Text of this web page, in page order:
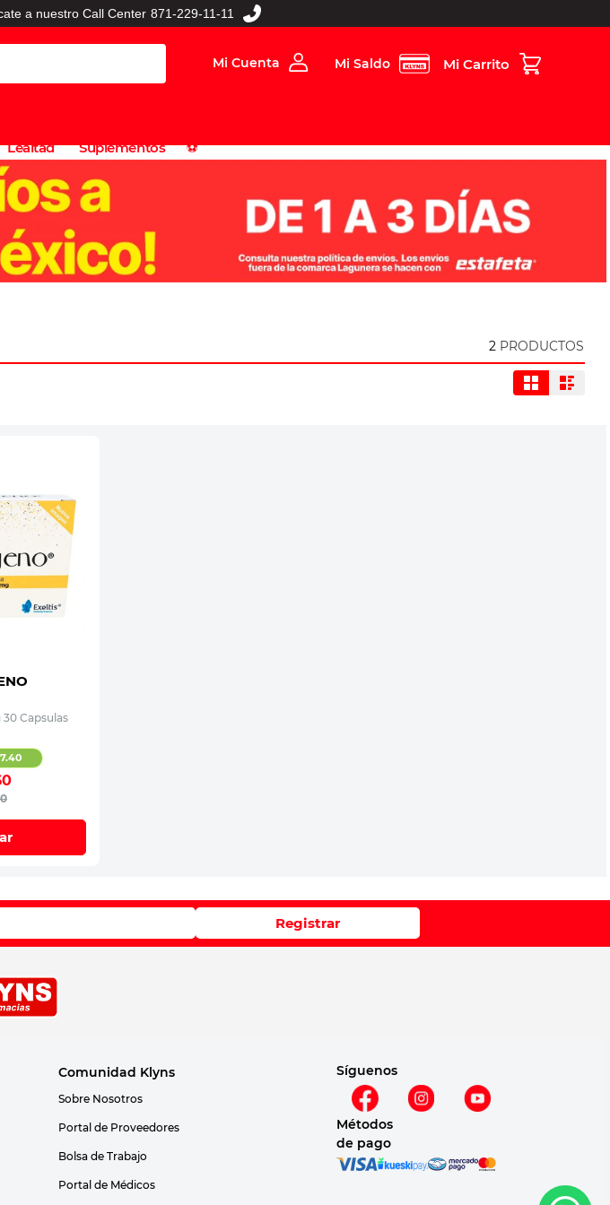
a nuestro Call Center 871-229-11-11
Mi Cuenta Mi Saldo
Lealtad
Suplementos
⚽️
2 PRODUCTOS
Capsulas
.40
Registrar
Comunidad Klyns
Sobre Nosotros
Portal de Proveedores
Bolsa de Trabajo
Portal de Médicos
Síguenos
Métodos
de pago